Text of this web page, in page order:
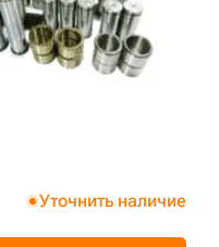
Уточнить наличие